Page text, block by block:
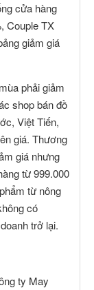
cửa hàng
Couple TX
giảm giá
phải giảm
shop bán đồ
Việt Tiến,
giá. Thương
giá nhưng
từ 999.000
từ nông
có
trở lại.
ty May